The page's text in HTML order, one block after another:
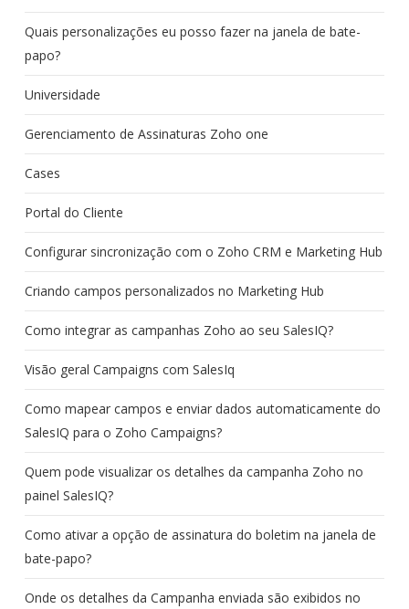
Quais personalizações eu posso fazer na janela de bate-
papo?
Universidade
Gerenciamento de Assinaturas Zoho one
Cases
Portal do Cliente
Configurar sincronização com o Zoho CRM e Marketing Hub
Criando campos personalizados no Marketing Hub
Como integrar as campanhas Zoho ao seu SalesIQ?
Visão geral Campaigns com SalesIq
Como mapear campos e enviar dados automaticamente do
SalesIQ para o Zoho Campaigns?
Quem pode visualizar os detalhes da campanha Zoho no
painel SalesIQ?
Como ativar a opção de assinatura do boletim na janela de
bate-papo?
Onde os detalhes da Campanha enviada são exibidos no